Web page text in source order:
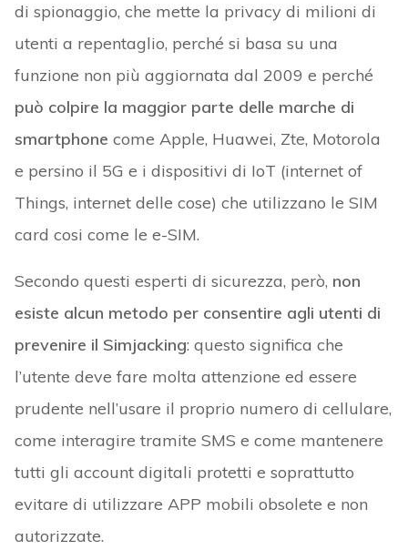
di spionaggio, che mette la privacy di milioni di
utenti a repentaglio, perché si basa su una
funzione non più aggiornata dal 2009 e perché
può colpire la maggior parte delle marche di
smartphone come Apple, Huawei, Zte, Motorola
e persino il 5G e i dispositivi di IoT (internet of
Things, internet delle cose) che utilizzano le SIM
card cosi come le e-SIM.
Secondo questi esperti di sicurezza, però, non
esiste alcun metodo per consentire agli utenti di
prevenire il Simjacking: questo significa che
l’utente deve fare molta attenzione ed essere
prudente nell’usare il proprio numero di cellulare,
come interagire tramite SMS e come mantenere
tutti gli account digitali protetti e soprattutto
evitare di utilizzare APP mobili obsolete e non
autorizzate.